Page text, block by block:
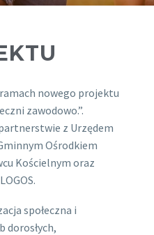
nowego projektu
zawodowo.”.
z Urzędem
Ośrodkiem
Kościelnym oraz
społeczna i
dorosłych,